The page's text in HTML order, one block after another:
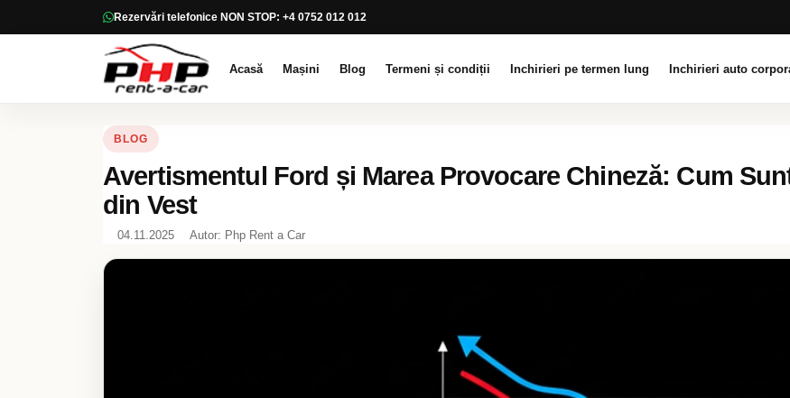
Rezervări telefonice NON STOP: +4 0752 012 012
Acasă Mașini Blog Termeni și condiții Inchirieri pe termen lung Inchirieri auto
BLOG
Avertismentul Ford și Marea Provocare Chineză: Cum
din Vest
04.11.2025 Autor: Php Rent a Car